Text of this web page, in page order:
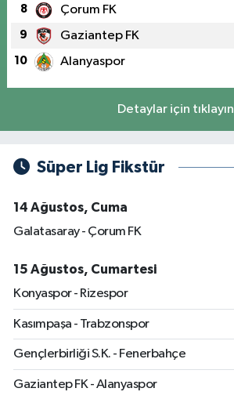
8 Çorum FK
9 Gaziantep FK
10 Alanyaspor
Detaylar için tıklayın
Süper Lig Fikstür
14 Ağustos, Cuma
Galatasaray - Çorum FK
15 Ağustos, Cumartesi
Konyaspor - Rizespor
Kasımpaşa - Trabzonspor
Gençlerbirliği S.K. - Fenerbahçe
Gaziantep FK - Alanyaspor